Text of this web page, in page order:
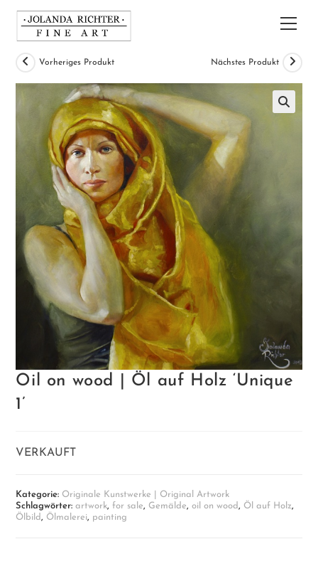
Inhalt
springen
Vorheriges Produkt Nächstes Produkt
Oil on wood | Öl auf Holz ‘Unique
1’
VERKAUFT
Kategorie: Originale Kunstwerke | Original Artwork
Schlagwörter:artwork,for sale, Gemälde,oil on wood, Öl auf Holz,
Ölbild, Ölmalerei, painting